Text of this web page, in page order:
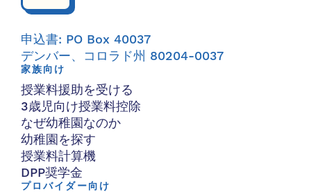
申込書: PO Box 40037
デンバー、コロラド州 80204-0037
家族向け
授業料援助を受ける
3歳児向け授業料控除
なぜ幼稚園なのか
幼稚園を探す
授業料計算機
DPP奨学金
プロバイダー向け